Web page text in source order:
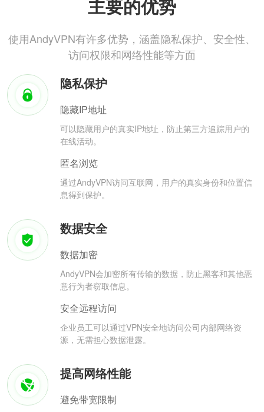
主要的优势
使用AndyVPN有许多优势，涵盖隐私保护、安全性、
访问权限和网络性能等方面
隐私保护
隐藏IP地址
可以隐藏用户的真实IP地址，防止第三方追踪用户的
在线活动。
匿名浏览
通过AndyVPN访问互联网，用户的真实身份和位置信
息得到保护。
数据安全
数据加密
AndyVPN会加密所有传输的数据，防止黑客和其他恶
意行为者窃取信息。
安全远程访问
企业员工可以通过VPN安全地访问公司内部网络资
源，无需担心数据泄露。
提高网络性能
避免带宽限制